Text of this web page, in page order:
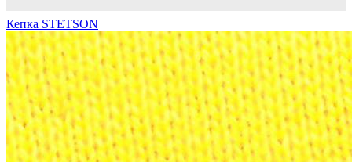
Кепка STETSON